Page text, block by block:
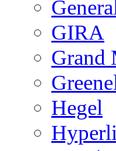
GIRA
Grand
Hegel